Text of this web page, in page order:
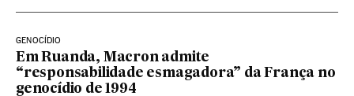
GENOCÍDIO
Em Ruanda, Macron admite
“responsabilidade esmagadora” da França no
genocídio de 1994